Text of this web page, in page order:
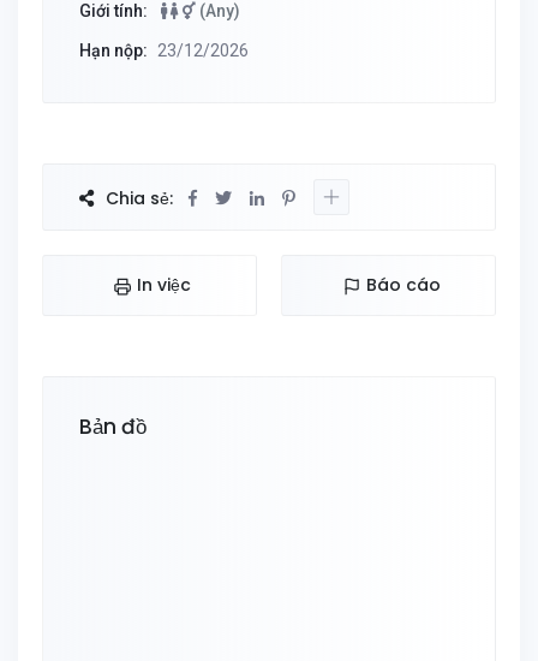
Giới tính: (Any)
Hạn nộp: 23/12/2026
Chia sẻ:
In việc Báo cáo
Bản đồ